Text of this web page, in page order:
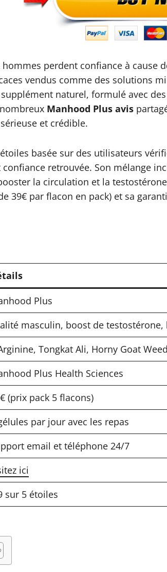
perdent confiance à
vendus comme des solutions
naturel, formulé avec
Manhood Plus avis
et crédible.
basée sur des utilisateurs
retrouvée. Son mélange
la circulation et la
39€ par flacon en pack) et sa
Plus
masculin, boost de
Tongkat Ali, Horny Goat
Plus Health Sciences
(prix pack 5 flacons)
par jour avec les repas
email et téléphone 24/7
ici
sur 5 étoiles